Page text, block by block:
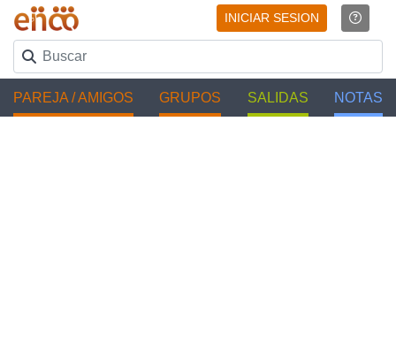
INICIAR SESION
PAREJA / AMIGOS GRUPOS SALIDAS NOTAS